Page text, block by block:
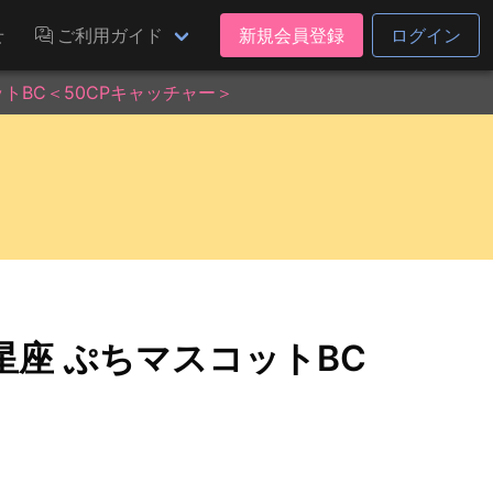
ご利用ガイド 新規会員登録 ログイン
BC＜50CPキャッチャー＞
座 ぷちマスコットBC